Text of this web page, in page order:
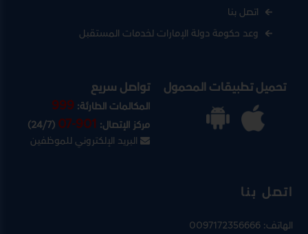
اتصل بنا
وعد حكومة دولة الإمارات لخدمات المستقبل
تحميل تطبيقات المحمول تواصل سريع
المكالمات الطارئة:999
مركز الإتصال:07-901
(24/7)
البريد الإلكتروني للموظفين
اتصل بنا
الهاتف:0097172356666